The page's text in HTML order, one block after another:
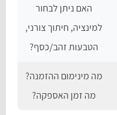
האם ניתן לבחור
למינציה, חיתוך צורני,
הטבעות זהב/כסף?
מה מינימום ההזמנה?
מה זמן האספקה?